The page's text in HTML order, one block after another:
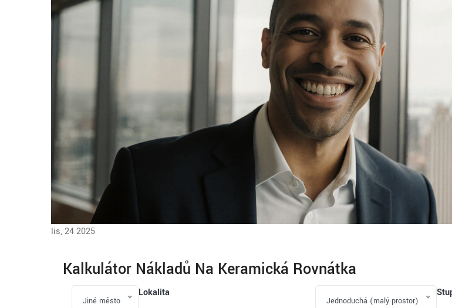
lis, 24 2025
Kalkulátor Nákladů Na Keramická Rovnátka
Lokalita
Jiné město Jednoduchá (malý prostor)